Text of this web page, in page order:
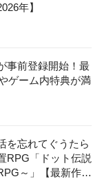
年】
事前登録開始！最
ゲーム内特典が満
を忘れてぐうたら
RPG「ドット伝説
～」【最新作PI